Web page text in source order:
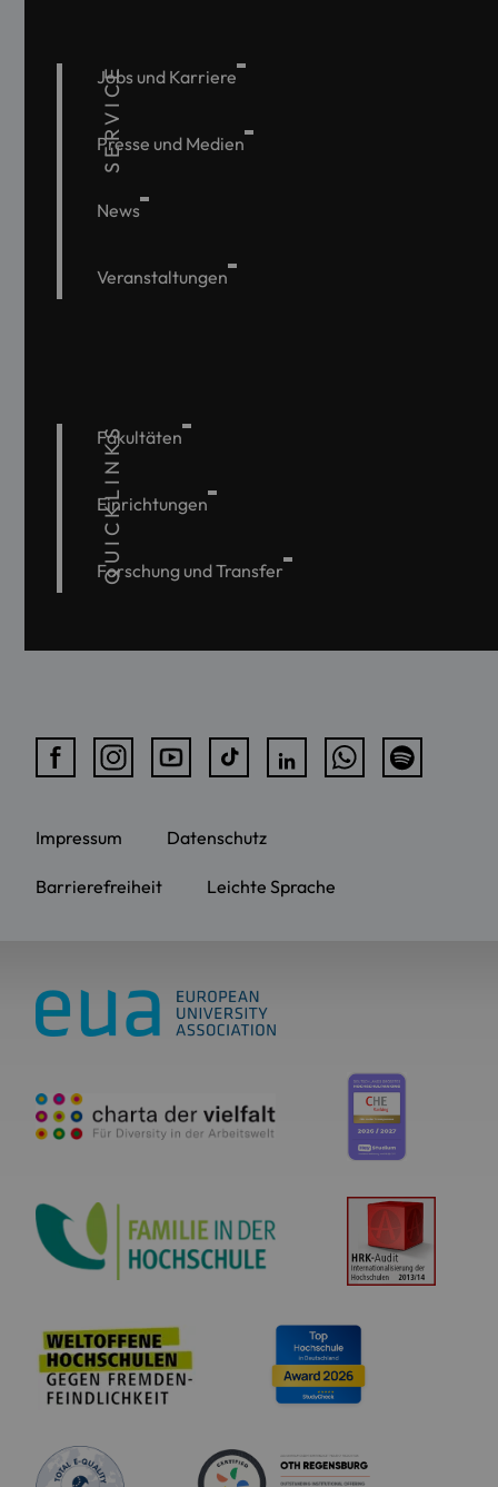
SERVICE
Jobs und Karriere
Presse und Medien
News
Veranstaltungen
QUICKLINKS
Fakultäten
Einrichtungen
Forschung und Transfer
Impressum Datenschutz
Barrierefreiheit Leichte Sprache